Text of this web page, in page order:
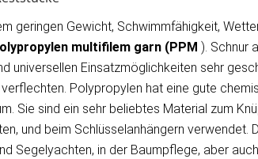
geringen Gewicht, Schwimmfähigkeit,
multifilem garn (PPM ). Schnur
Einsatzmöglichkeiten sehr
Polypropylen hat eine gute
Sie sind ein sehr beliebtes Material zum
und beim Schlüsselanhängern
Segelyachten, in der Baumpflege, aber